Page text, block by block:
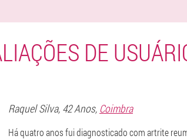
DE
Raquel Silva, 42 Anos, Coimbra
Há quatro anos fui diagnosticado com artrite